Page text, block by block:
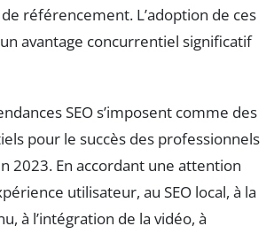
référencement. L’adoption de ces
avantage concurrentiel significatif
SEO s’imposent comme des
pour le succès des professionnels
2023. En accordant une attention
utilisateur, au SEO local, à la
à l’intégration de la vidéo, à